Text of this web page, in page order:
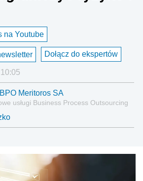
na Youtube
Dołącz do ekspertów
Meritoros SA
usługi Business Process Outsourcing